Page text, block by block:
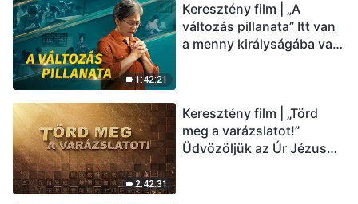
1:42:21
Keresztény film | „A
változás pillanata” Itt van
a menny királyságába való
2:42:31
Keresztény film | „Törd
meg a varázslatot!”
Üdvözöljük az Úr Jézus